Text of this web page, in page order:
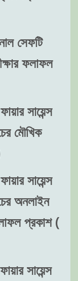
সেফটি
ফলাফল
সায়েন্স
মৌখিক
সায়েন্স
অনলাইন
প্রকাশ (
সায়েন্স